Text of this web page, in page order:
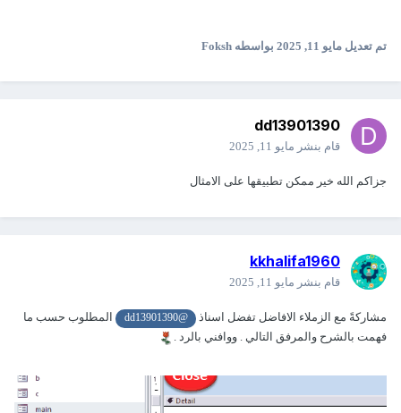
تم تعديل مايو 11, 2025 بواسطه Foksh
dd13901390
قام بنشر مايو 11, 2025
جزاكم الله خير ممكن تطبيقها على الامثال
kkhalifa1960
قام بنشر مايو 11, 2025
مشاركةً مع الزملاء الافاضل تفضل اسناذ @dd13901390
المطلوب حسب ما
فهمت بالشرح والمرفق التالي . ووافني بالرد .